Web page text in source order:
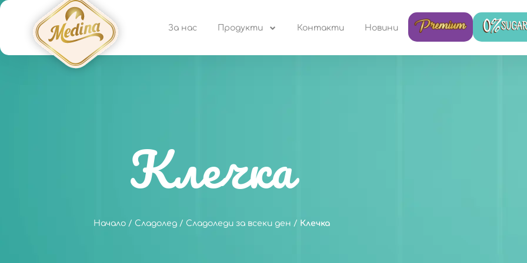
За нас Продукти Контакти Новини
Клечка
Начало / Сладолед / Сладоледи за всеки ден / Клечка